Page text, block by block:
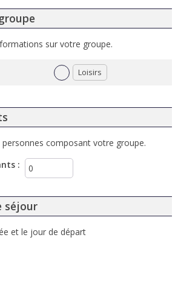
sur votre groupe.
Loisirs
composant votre groupe.
:
séjour
et le jour de départ